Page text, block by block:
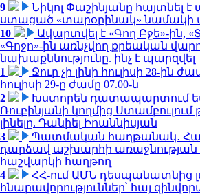
9
Նիկոլ Փաշինյանը հայտնել
ստացած «տարօրինակ» նամակի
10
Ավարտվել է «Գող Բջե»-ին,
«Գոջո»-ին առնչվող քրեական
նախաքննությունը. ինչ է պարզվել
1
Ջուր չի լինի հուլիսի 28-ին
հուլիսի 29-ը ժամը 07.00-ն
2
Խստորեն դատապարտում
Ռուբինյանի կողմից
լինելը. Դանիել Իոաննիսյան
3
Պատմական հաղթանակ․
դարձավ աշխարհի առաջնության
հաշվարկի հաղթող
4
ՀՀ-ում ԱՄՆ դեսպանատնից
հնարավորություններ՝ հայ